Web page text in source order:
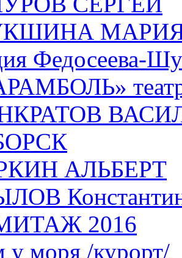
Федосеева-
АЛЬБЕРТ
2016
у моря /курорт/